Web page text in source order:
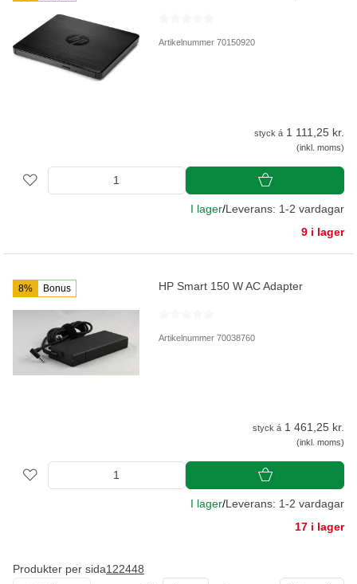
Artikelnummer 70150920
styck á 1 111,25 kr.
(inkl. moms)
I lager/Leverans: 1-2 vardagar
9 i lager
8% Bonus HP Smart 150 W AC Adapter
Artikelnummer 70038760
styck á 1 461,25 kr.
(inkl. moms)
I lager/Leverans: 1-2 vardagar
17 i lager
Produkter per sida122448